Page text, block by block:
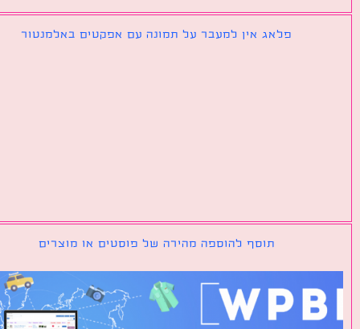
פלאג אין למעבר על תמונה עם אפקטים באלמנטור
תוסף להוספה מהירה של פוסטים או מוצרים